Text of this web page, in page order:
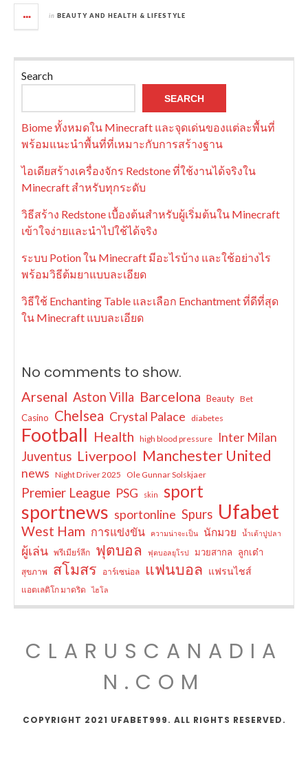
in BEAUTY AND HEALTH & LIFESTYLE
Search
SEARCH
Biome ทั้งหมดใน Minecraft และจุดเด่นของแต่ละพื้นที่
พร้อมแนะนำพื้นที่ที่เหมาะกับการสร้างฐาน
ไอเดียสร้างเครื่องจักร Redstone ที่ใช้งานได้จริงใน
Minecraft สำหรับทุกระดับ
วิธีสร้าง Redstone เบื้องต้นสำหรับผู้เริ่มต้นใน Minecraft
เข้าใจง่ายและนำไปใช้ได้จริง
ระบบ Potion ใน Minecraft มีอะไรบ้าง และใช้อย่างไร
พร้อมวิธีต้มยาแบบละเอียด
วิธีใช้ Enchanting Table และเลือก Enchantment ที่ดีที่สุด
ใน Minecraft แบบละเอียด
No comments to show.
Arsenal Aston Villa Barcelona Beauty Bet
Casino Chelsea Crystal Palace diabetes
Football Health high blood pressure Inter Milan
Juventus Liverpool Manchester United
news Night Driver 2025 Ole Gunnar Solskjaer
Premier League PSG skin sport
sportnews sportonline Spurs Ufabet
West Ham การแข่งขัน ความน่าจะเป็น นักมวย น้ำเต้าปูปลา
ผู้เล่น พรีเมียร์ลีก ฟุตบอล ฟุตบอลยุโรป มวยสากล ลูกเต๋า
สุขภาพ สโมสร อาร์เซน่อล แฟนบอล แฟรนไชส์
แอตเลติโก มาดริด ไฮโล
CLARUSCANADIA
N.COM
COPYRIGHT 2021 UFABET999. ALL RIGHTS RESERVED.